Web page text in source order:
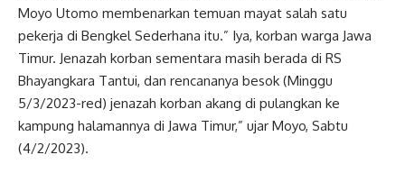
Moyo Utomo membenarkan temuan mayat salah satu
pekerja di Bengkel Sederhana itu.” Iya, korban warga Jawa
Timur. Jenazah korban sementara masih berada di RS
Bhayangkara Tantui, dan rencananya besok (Minggu
5/3/2023-red) jenazah korban akang di pulangkan ke
kampung halamannya di Jawa Timur,” ujar Moyo, Sabtu
(4/2/2023).